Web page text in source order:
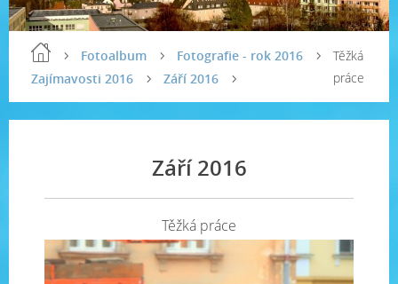
Fotoalbum
Fotografie - rok 2016
Zajímavosti 2016
Září 2016
Těžká
práce
Září 2016
Těžká práce